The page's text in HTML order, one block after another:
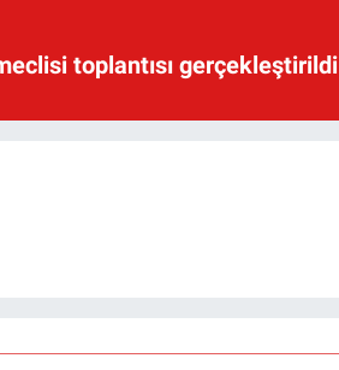
toplantısı gerçekleştirildi